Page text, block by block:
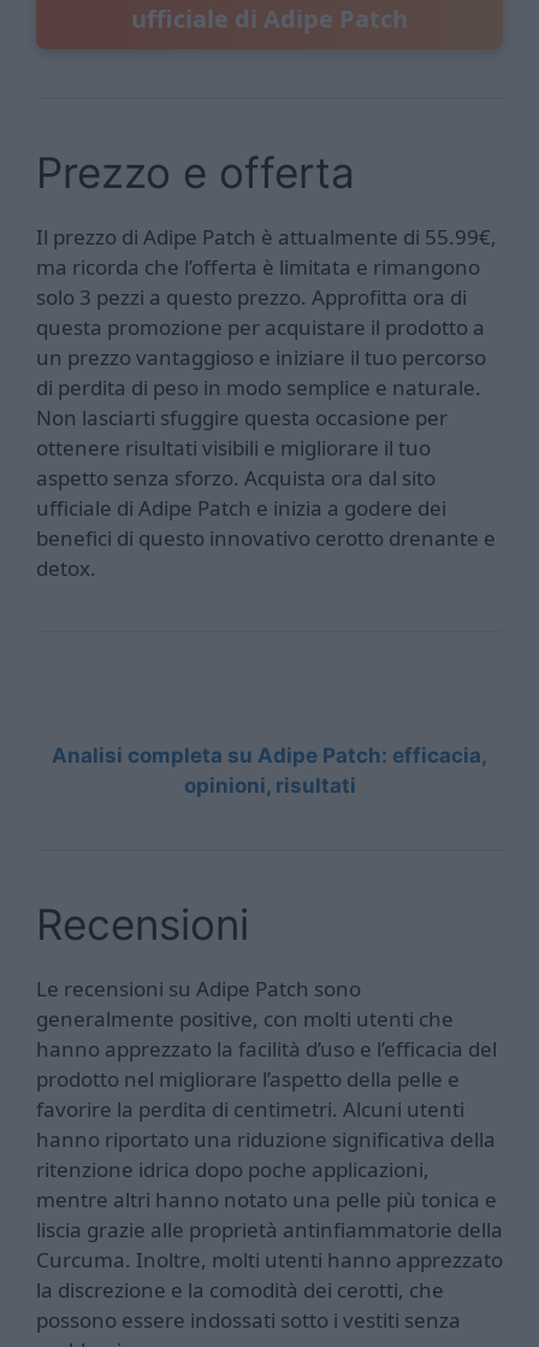
ufficiale di Adipe Patch
Prezzo e offerta
Il prezzo di Adipe Patch è attualmente di 55.99€,
ma ricorda che l’offerta è limitata e rimangono
solo 3 pezzi a questo prezzo. Approfitta ora di
questa promozione per acquistare il prodotto a
un prezzo vantaggioso e iniziare il tuo percorso
di perdita di peso in modo semplice e naturale.
Non lasciarti sfuggire questa occasione per
ottenere risultati visibili e migliorare il tuo
aspetto senza sforzo. Acquista ora dal sito
ufficiale di Adipe Patch e inizia a godere dei
benefici di questo innovativo cerotto drenante e
detox.
Analisi completa su Adipe Patch: efficacia,
opinioni, risultati
Recensioni
Le recensioni su Adipe Patch sono
generalmente positive, con molti utenti che
hanno apprezzato la facilità d’uso e l’efficacia del
prodotto nel migliorare l’aspetto della pelle e
favorire la perdita di centimetri. Alcuni utenti
hanno riportato una riduzione significativa della
ritenzione idrica dopo poche applicazioni,
mentre altri hanno notato una pelle più tonica e
liscia grazie alle proprietà antinfiammatorie della
Curcuma. Inoltre, molti utenti hanno apprezzato
la discrezione e la comodità dei cerotti, che
possono essere indossati sotto i vestiti senza